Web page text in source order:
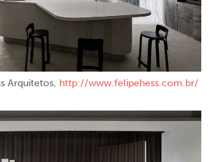
Arquitetos, http://www.felipehess.com.br/